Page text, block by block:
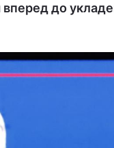
вперед до